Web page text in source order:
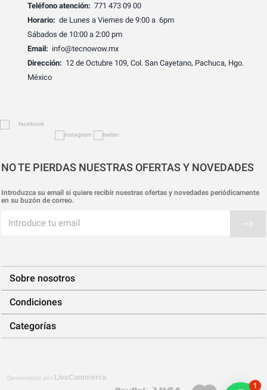
Teléfono atención: 771 473 09 00
Horario: de Lunes a Viernes de 9:00 a 6pm
Sábados de 10:00 a 2:00 pm
Email: info@tecnowow.mx
Dirección: 12 de Octubre 109, Col. San Cayetano, Pachuca, Hgo.
México
NO TE PIERDAS NUESTRAS OFERTAS Y NOVEDADES
Introduzca su email si quiere recibir nuestras ofertas y novedades periódicamente
en su buzón de correo.
Sobre nosotros
Condiciones
Categorías
Desarrollado por LiveCommerce
1